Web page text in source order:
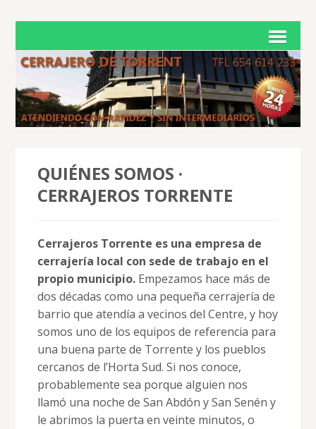
QUIÉNES SOMOS ·
CERRAJEROS TORRENTE
Cerrajeros Torrente es una empresa de
cerrajería local con sede de trabajo en el
propio municipio.Empezamos hace más de
dos décadas como una pequeña cerrajería de
barrio que atendía a vecinos del Centre, y hoy
somos uno de los equipos de referencia para
una buena parte de Torrente y los pueblos
cercanos de l’Horta Sud. Si nos conoce,
probablemente sea porque alguien nos
llamó una noche de San Abdón y San Senén y
le abrimos la puerta en veinte minutos, o